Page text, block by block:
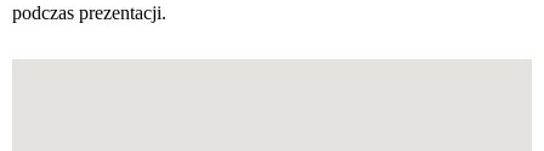
podczas prezentacji.